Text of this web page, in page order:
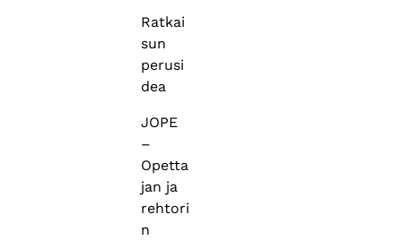
Ratkai
sun
perusi
dea
JOPE
–
Opetta
jan ja
rehtori
n